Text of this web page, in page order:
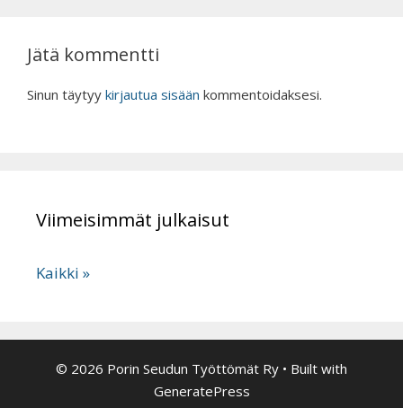
Jätä kommentti
Sinun täytyy kirjautua sisään kommentoidaksesi.
Viimeisimmät julkaisut
Kaikki »
© 2026 Porin Seudun Työttömät Ry • Built with
GeneratePress